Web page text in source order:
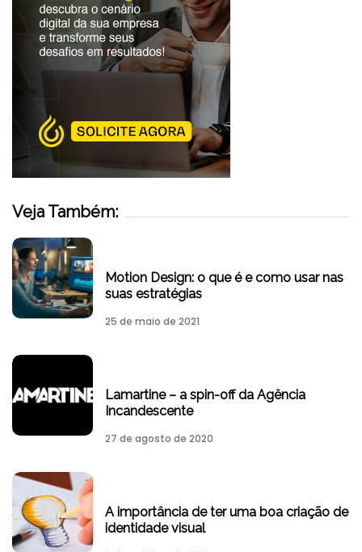
Veja Também:
Motion Design: o que é e como usar nas
suas estratégias
25 de maio de 2021
Lamartine – a spin-off da Agência
Incandescente
27 de agosto de 2020
A importância de ter uma boa criação de
identidade visual